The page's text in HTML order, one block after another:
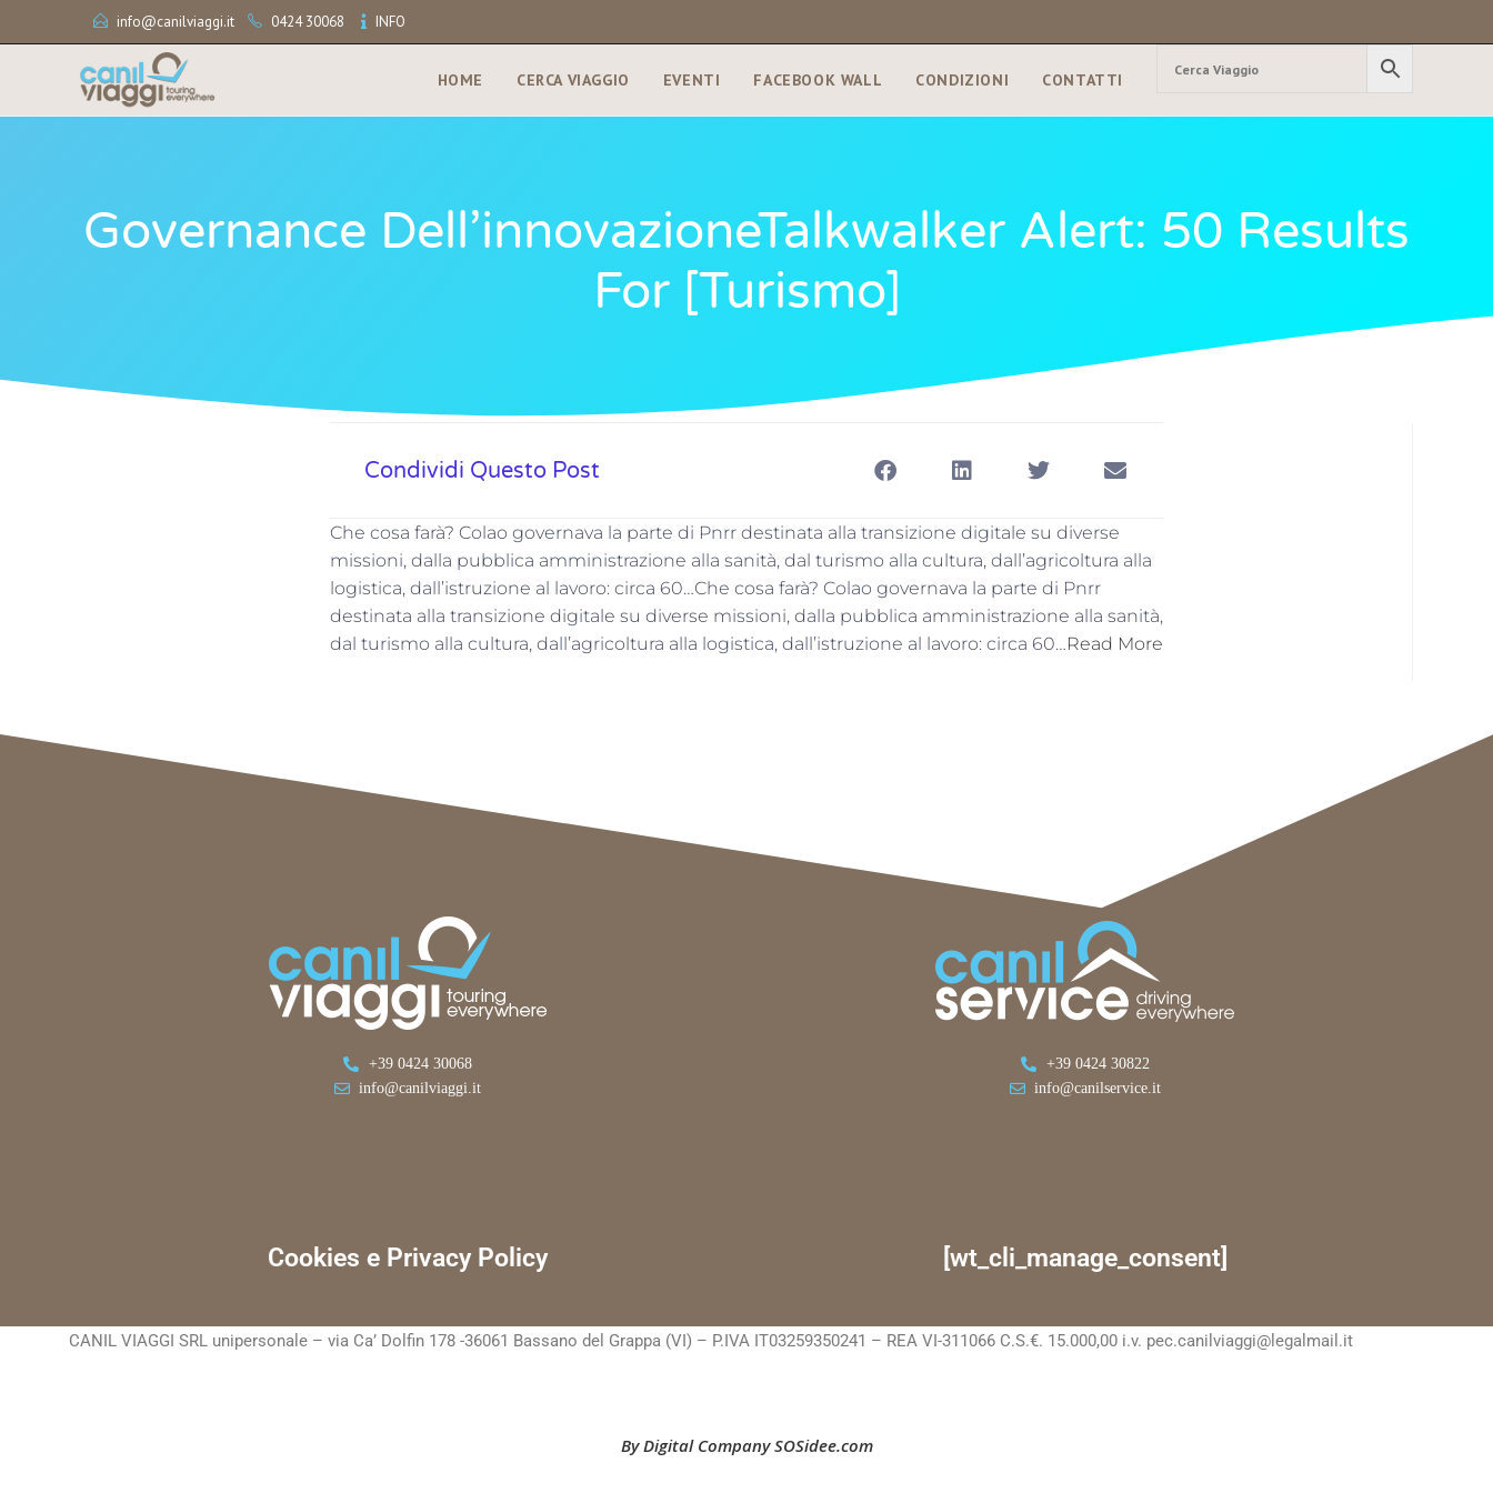
info@canilviaggi.it 0424 30068 INFO
HOME CERCA VIAGGIO EVENTI FACEBOOK WALL CONDIZIONI CONTATTI
Governance Dell’innovazioneTalkwalker Alert: 50 Results
For [turismo]
Condividi Questo Post
Che cosa farà? Colao governava la parte di Pnrr destinata alla transizione digitale su diverse
missioni, dalla pubblica amministrazione alla sanità, dal turismo alla cultura, dall’agricoltura alla
logistica, dall’istruzione al lavoro: circa 60…Che cosa farà? Colao governava la parte di Pnrr
destinata alla transizione digitale su diverse missioni, dalla pubblica amministrazione alla sanità,
dal turismo alla cultura, dall’agricoltura alla logistica, dall’istruzione al lavoro: circa 60…Read More
+39 0424 30068
info@canilviaggi.it
+39 0424 30822
info@canilservice.it
Cookies e Privacy Policy [wt_cli_manage_consent]
CANIL VIAGGI SRL unipersonale – via Ca’ Dolfin 178 -36061 Bassano del Grappa (VI) – P.IVA IT03259350241 – REA VI-311066 C.S.€. 15.000,00 i.v. pec.canilviaggi@legalmail.it
By Digital Company SOSidee.com